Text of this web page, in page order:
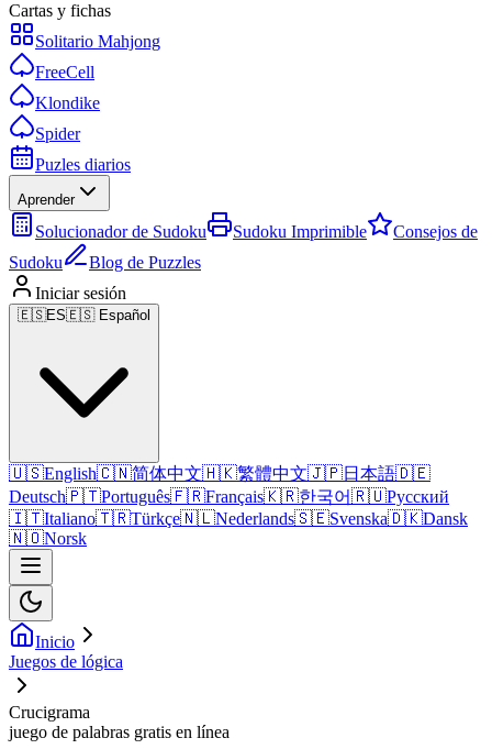
Cartas y fichas
Solitario Mahjong
FreeCell
Klondike
Spider
Puzles diarios
Aprender
Solucionador de Sudoku Sudoku Imprimible
Consejos de
Sudoku
Blog de Puzzles
Iniciar sesión
🇪🇸ES🇪🇸 Español
🇺🇸English🇨🇳简体中文🇭🇰繁體中文🇯🇵日本語🇩🇪
Deutsch🇵🇹Português🇫🇷Français🇰🇷한국어🇷🇺Русский
🇮🇹Italiano🇹🇷Türkçe🇳🇱Nederlands🇸🇪Svenska🇩🇰Dansk
🇳🇴Norsk
Inicio
Juegos de lógica
Crucigrama
juego de palabras gratis en línea